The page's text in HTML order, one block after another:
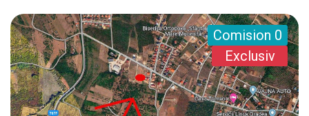
Comision 0
Exclusiv